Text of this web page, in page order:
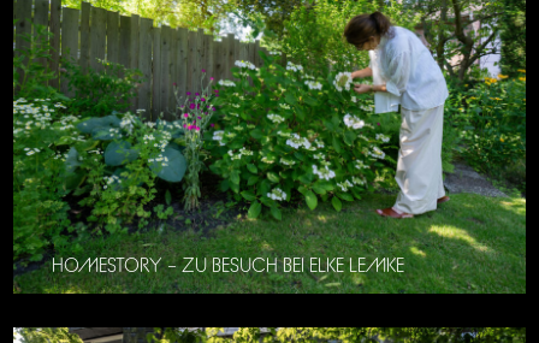
HOMESTORY – ZU BESUCH BEI ELKE LEMKE